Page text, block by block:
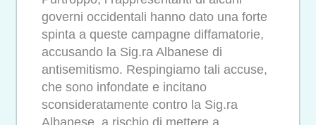
governi occidentali hanno dato una forte
spinta a queste campagne diffamatorie,
accusando la Sig.ra Albanese di
antisemitismo. Respingiamo tali accuse,
che sono infondate e incitano
sconsideratamente contro la Sig.ra